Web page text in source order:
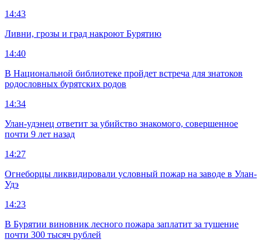
14:43
Ливни, грозы и град накроют Бурятию
14:40
В Национальной библиотеке пройдет встреча для знатоков
родословных бурятских родов
14:34
Улан-удэнец ответит за убийство знакомого, совершенное
почти 9 лет назад
14:27
Огнеборцы ликвидировали условный пожар на заводе в Улан-
Удэ
14:23
В Бурятии виновник лесного пожара заплатит за тушение
почти 300 тысяч рублей